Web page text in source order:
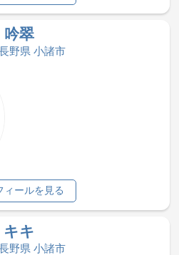
吟翠
野県 小諸市
ィールを見る
キキ
野県 小諸市